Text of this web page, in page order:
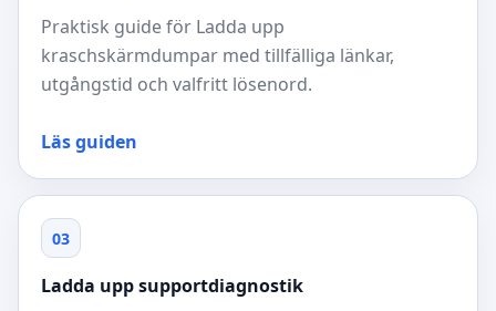
Praktisk guide för Ladda upp
kraschskärmdumpar med tillfälliga länkar,
utgångstid och valfritt lösenord.
Läs guiden
03
Ladda upp supportdiagnostik